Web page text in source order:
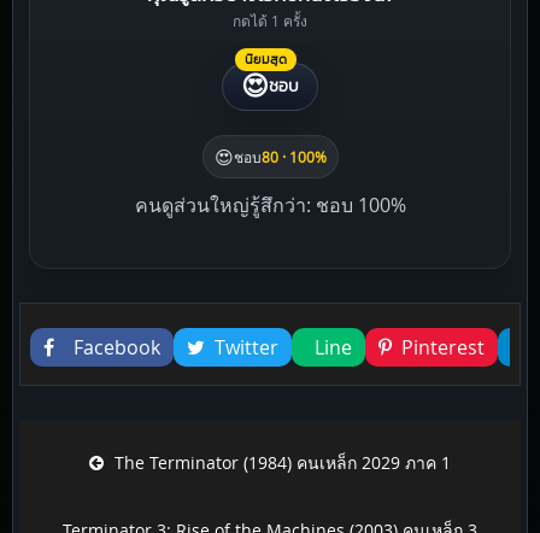
กดได้ 1 ครั้ง
นิยมสุด
😍ชอบ
😍ชอบ80 · 100%
คนดูส่วนใหญ่รู้สึกว่า: ชอบ 100%
Liked this
Facebook
Twitter Line Pinterest
Post navigationThe Terminator (1984) คนเหล็ก 2029 ภาค 1